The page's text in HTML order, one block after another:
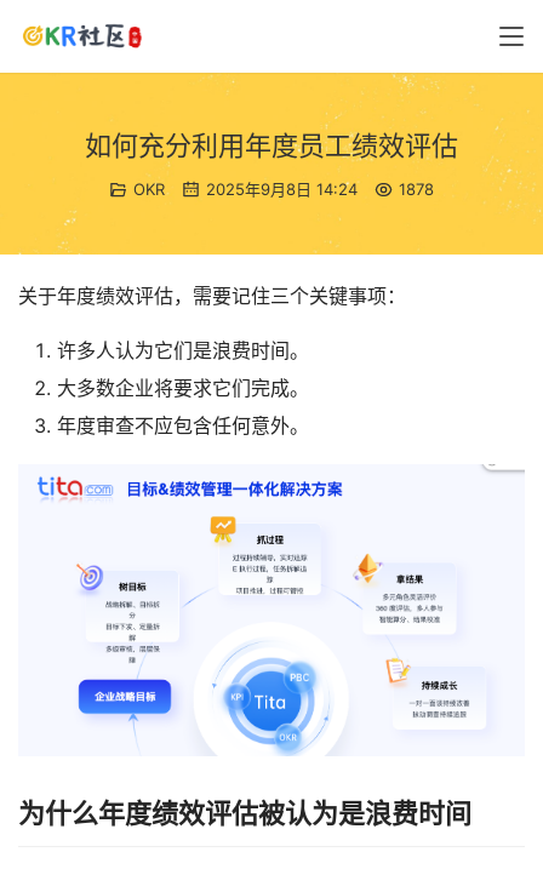
如何充分利用年度员工绩效评估
OKR 2025年9月8日 14:24 1878
关于年度绩效评估，需要记住三个关键事项：
许多人认为它们是浪费时间。
大多数企业将要求它们完成。
年度审查不应包含任何意外。
为什么年度绩效评估被认为是浪费时间